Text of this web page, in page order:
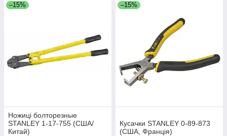
–15%
Ножиці болторезные
STANLEY 1-17-755 (США/
Китай)
–15%
Кусачки STANLEY 0-89-873
(США, Франція)